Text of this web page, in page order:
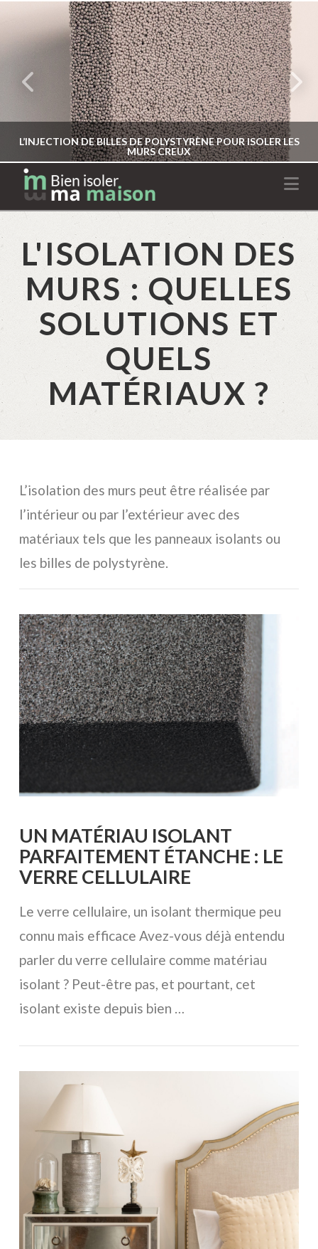
L’INJECTION DE BILLES DE POLYSTYRÈNE POUR ISOLER LES
MURS CREUX
L'ISOLATION DES
MURS : QUELLES
SOLUTIONS ET
QUELS
MATÉRIAUX ?
L’isolation des murs peut être réalisée par
l’intérieur ou par l’extérieur avec des
matériaux tels que les panneaux isolants ou
les billes de polystyrène.
VOIR L'ARTICLE
UN MATÉRIAU ISOLANT
PARFAITEMENT ÉTANCHE : LE
VERRE CELLULAIRE
Le verre cellulaire, un isolant thermique peu
connu mais efficace Avez-vous déjà entendu
parler du verre cellulaire comme matériau
isolant ? Peut-être pas, et pourtant, cet
isolant existe depuis bien …